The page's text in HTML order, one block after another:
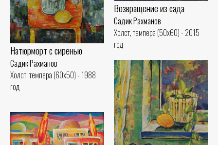
Возвращение из сада
Садик Рахманов
Холст, темпера (50x60) - 2015
год
Натюрморт с сиренью
Садик Рахманов
Холст, темпера (60x50) - 1988
год